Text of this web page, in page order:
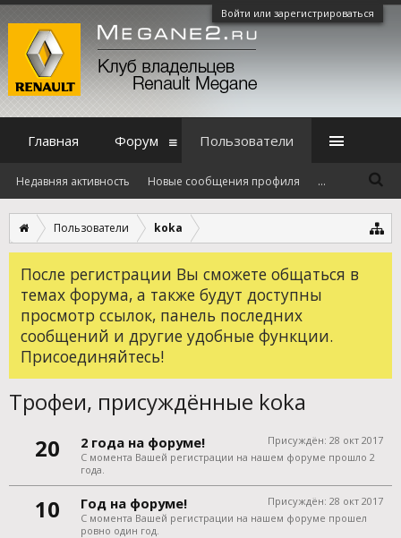
Войти или зарегистрироваться
Пользователи koka
После регистрации Вы сможете общаться в
темах форума, а также будут доступны
просмотр ссылок, панель последних
сообщений и другие удобные функции.
Присоединяйтесь!
Трофеи, присуждённые koka
20
Присуждён: 28 окт 2017
2 года на форуме!
С момента Вашей регистрации на нашем форуме прошло 2
года.
10 Присуждён: 28 окт 2017
Год на форуме!
С момента Вашей регистрации на нашем форуме прошел
ровно один год.
Главная Форум Пользователи
Недавняя активность Новые сообщения профиля ...